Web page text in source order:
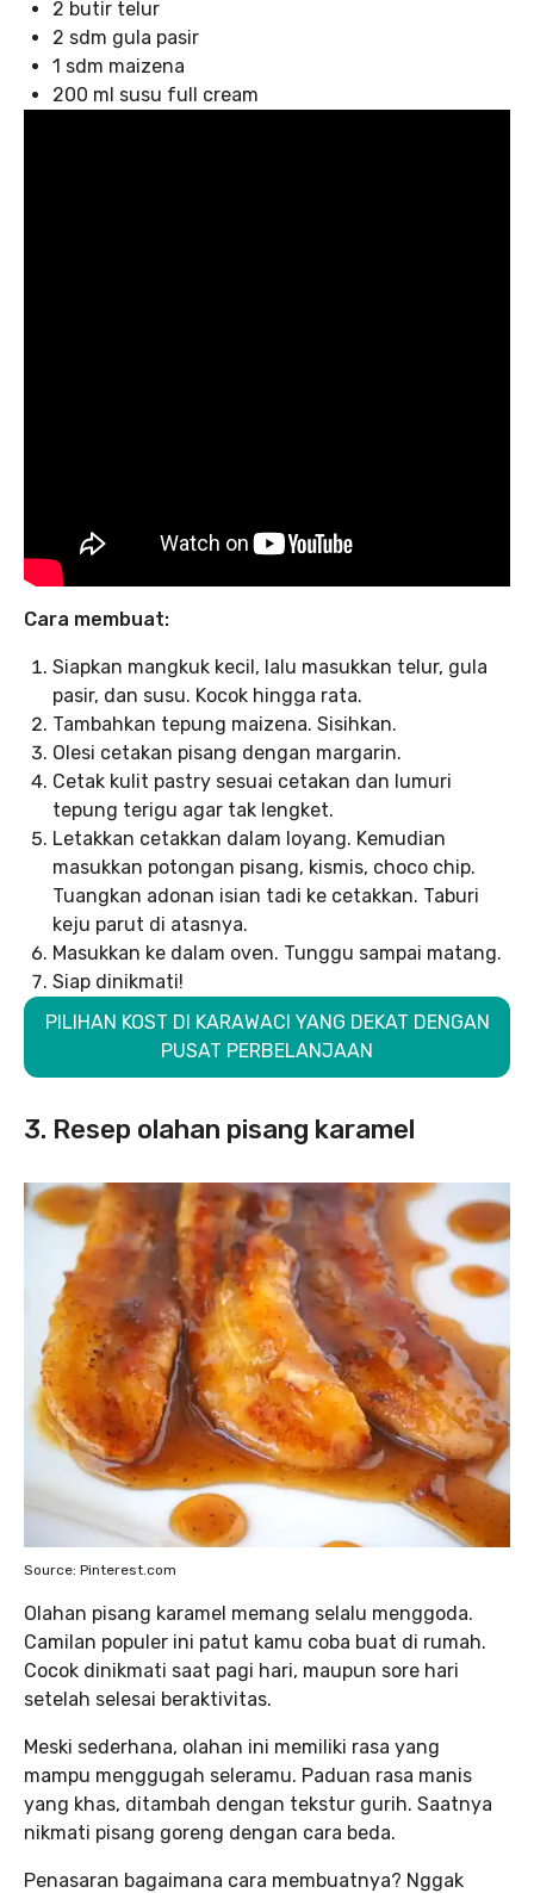
2 butir telur
2 sdm gula pasir
1 sdm maizena
200 ml susu full cream
Cara membuat:
Siapkan mangkuk kecil, lalu masukkan telur, gula
pasir, dan susu. Kocok hingga rata.
Tambahkan tepung maizena. Sisihkan.
Olesi cetakan pisang dengan margarin.
Cetak kulit pastry sesuai cetakan dan lumuri
tepung terigu agar tak lengket.
Letakkan cetakkan dalam loyang. Kemudian
masukkan potongan pisang, kismis, choco chip.
Tuangkan adonan isian tadi ke cetakkan. Taburi
keju parut di atasnya.
Masukkan ke dalam oven. Tunggu sampai matang.
Siap dinikmati!
PILIHAN KOST DI KARAWACI YANG DEKAT DENGAN
PUSAT PERBELANJAAN
3. Resep olahan pisang karamel
Source: Pinterest.com
Olahan pisang karamel memang selalu menggoda.
Camilan populer ini patut kamu coba buat di rumah.
Cocok dinikmati saat pagi hari, maupun sore hari
setelah selesai beraktivitas.
Meski sederhana, olahan ini memiliki rasa yang
mampu menggugah seleramu. Paduan rasa manis
yang khas, ditambah dengan tekstur gurih. Saatnya
nikmati pisang goreng dengan cara beda.
Penasaran bagaimana cara membuatnya? Nggak